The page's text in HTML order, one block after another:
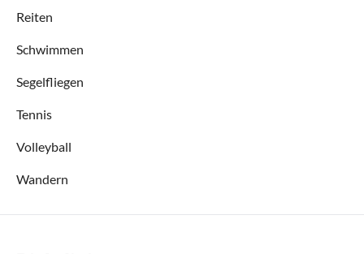
Reiten
Schwimmen
Segelfliegen
Tennis
Volleyball
Wandern